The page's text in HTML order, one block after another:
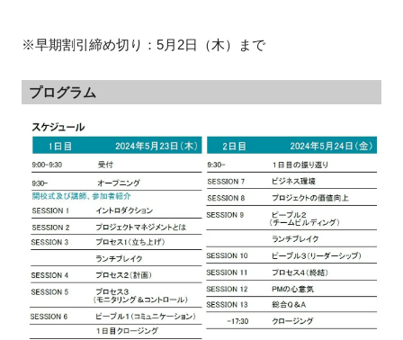
※早期割引締め切り：5月2日（木）まで
プログラム